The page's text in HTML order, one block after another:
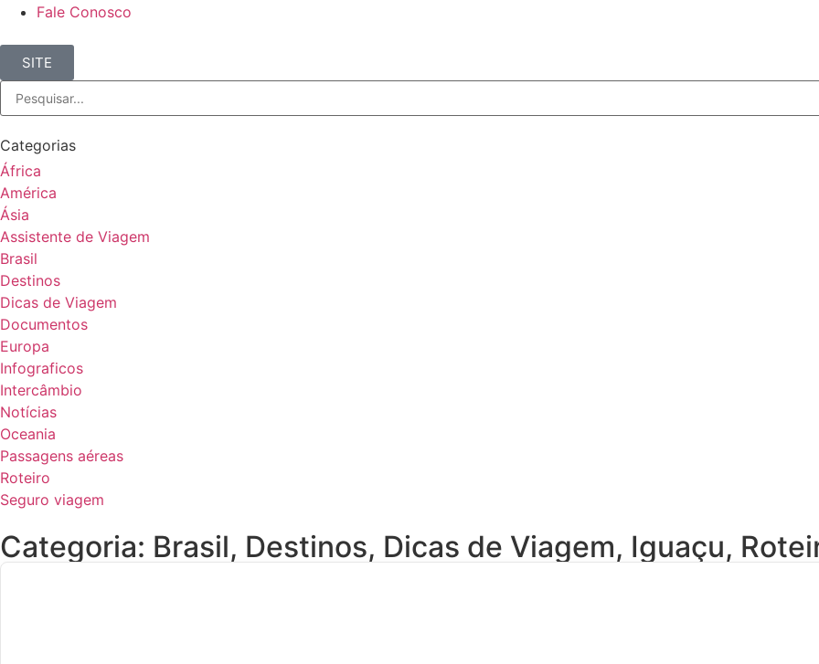
Fale Conosco
SITE
Categorias
África
América
Ásia
Assistente de Viagem
Brasil
Destinos
Dicas de Viagem
Documentos
Europa
Infograficos
Intercâmbio
Notícias
Oceania
Passagens aéreas
Roteiro
Seguro viagem
Categoria: Brasil, Destinos, Dicas de Viagem, Iguaçu,